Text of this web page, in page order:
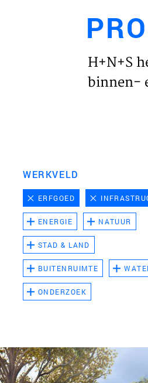
H+N+S
binnen-
WERKVELD
ERFGOED
ENERGIE NATUUR
STAD & LAND
BUITENRUIMTE
ONDERZOEK